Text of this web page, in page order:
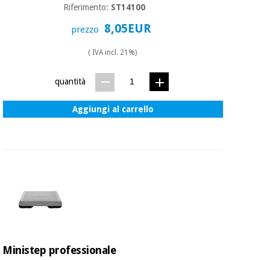
Riferimento: ST14100
prezzo 8,05EUR
( IVA incl. 21%)
quantità
Aggiungi al carrello
Ministep professionale